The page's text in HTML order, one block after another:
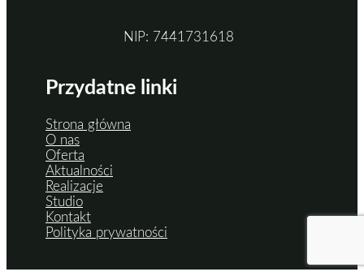
NIP: 7441731618
Przydatne linki
Strona główna
O nas
Oferta
Aktualności
Realizacje
Studio
Kontakt
Polityka prywatności